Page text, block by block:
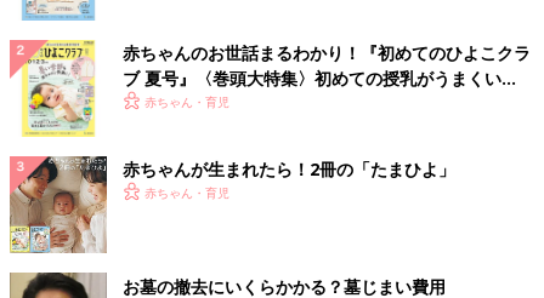
赤ちゃんのお世話まるわかり！『初めてのひよこクラ
ブ 夏号』〈巻頭大特集〉初めての授乳がうまくい
く！ おっぱい・ミルクの基本と夏のトラブル 解決テ
赤ちゃん・育児
赤ちゃんが生まれたら！2冊の「たまひよ」
赤ちゃん・育児
お墓の撤去にいくらかかる？墓じまい費用